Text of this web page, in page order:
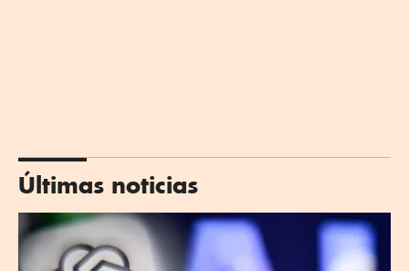
Últimas noticias